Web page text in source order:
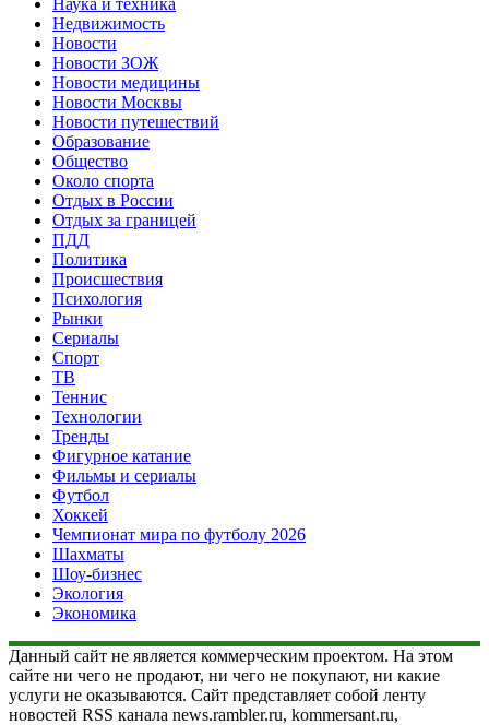
Недвижимость
Новости
Новости ЗОЖ
Новости медицины
Новости Москвы
Новости путешествий
Образование
Общество
Около спорта
Отдых в России
Отдых за границей
ПДД
Политика
Происшествия
Психология
Рынки
Сериалы
Спорт
ТВ
Теннис
Технологии
Тренды
Фигурное катание
Фильмы и сериалы
Футбол
Хоккей
Чемпионат мира по футболу 2026
Шахматы
Шоу-бизнес
Экология
Экономика
Данный сайт не является коммерческим проектом. На этом
сайте ни чего не продают, ни чего не покупают, ни какие
услуги не оказываются. Сайт представляет собой ленту
новостей RSS канала news.rambler.ru, kommersant.ru,